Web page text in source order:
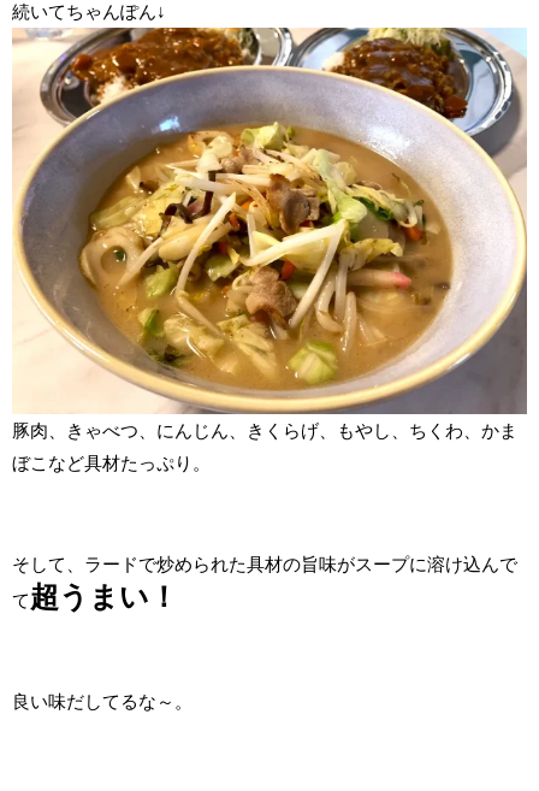
続いてちゃんぽん↓
豚肉、きゃべつ、にんじん、きくらげ、もやし、ちくわ、かま
ぼこなど具材たっぷり。
そして、ラードで炒められた具材の旨味がスープに溶け込んで
て 超うまい！
良い味だしてるな～。